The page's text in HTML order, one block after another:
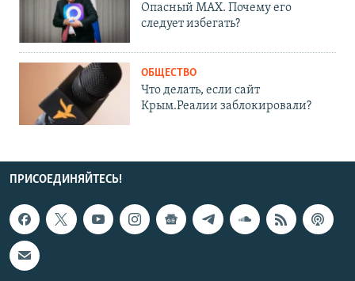
Опасный MAX. Почему его
следует избегать?
ОБЩЕСТВО
Что делать, если сайт
Крым.Реалии заблокировали?
ПРИСОЕДИНЯЙТЕСЬ!